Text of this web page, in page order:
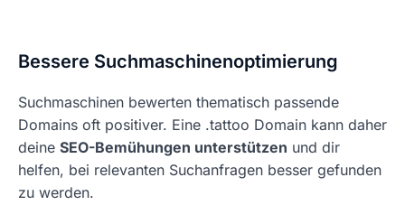
Bessere Suchmaschinenoptimierung
Suchmaschinen bewerten thematisch passende
Domains oft positiver. Eine .tattoo Domain kann daher
deine SEO-Bemühungen unterstützen und dir
helfen, bei relevanten Suchanfragen besser gefunden
zu werden.